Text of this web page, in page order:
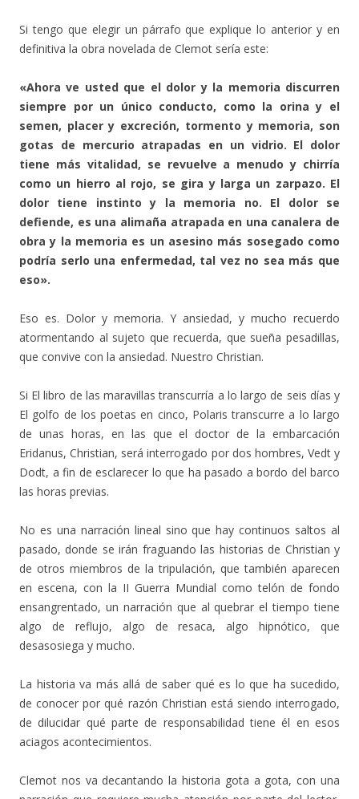
Si tengo que elegir un párrafo que explique lo anterior y en
definitiva la obra novelada de Clemot sería este:
«Ahora ve usted que el dolor y la memoria discurren
siempre por un único conducto, como la orina y el
semen, placer y excreción, tormento y memoria, son
gotas de mercurio atrapadas en un vidrio. El dolor
tiene más vitalidad, se revuelve a menudo y chirría
como un hierro al rojo, se gira y larga un zarpazo. El
dolor tiene instinto y la memoria no. El dolor se
defiende, es una alimaña atrapada en una canalera de
obra y la memoria es un asesino más sosegado como
podría serlo una enfermedad, tal vez no sea más que
eso».
Eso es. Dolor y memoria. Y ansiedad, y mucho recuerdo
atormentando al sujeto que recuerda, que sueña pesadillas,
que convive con la ansiedad. Nuestro Christian.
Si El libro de las maravillas transcurría a lo largo de seis días y
El golfo de los poetas en cinco, Polaris transcurre a lo largo
de unas horas, en las que el doctor de la embarcación
Eridanus, Christian, será interrogado por dos hombres, Vedt y
Dodt, a fin de esclarecer lo que ha pasado a bordo del barco
las horas previas.
No es una narración lineal sino que hay continuos saltos al
pasado, donde se irán fraguando las historias de Christian y
de otros miembros de la tripulación, que también aparecen
en escena, con la II Guerra Mundial como telón de fondo
ensangrentado, un narración que al quebrar el tiempo tiene
algo de reflujo, algo de resaca, algo hipnótico, que
desasosiega y mucho.
La historia va más allá de saber qué es lo que ha sucedido,
de conocer por qué razón Christian está siendo interrogado,
de dilucidar qué parte de responsabilidad tiene él en esos
aciagos acontecimientos.
Clemot nos va decantando la historia gota a gota, con una